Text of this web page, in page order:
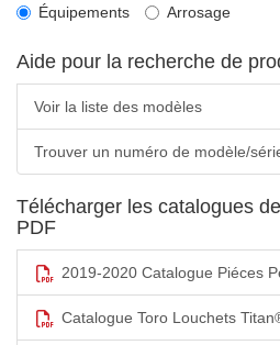
Équipements Arrosage
Aide pour la recherche de
Voir la liste des modèles
Trouver un numéro de modèle/
Télécharger les catalogues
PDF
2019-2020 Catalogue Piéces
Catalogue Toro Louchets